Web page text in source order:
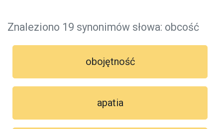
Znaleziono 19 synonimów słowa: obcość
obojętność
apatia